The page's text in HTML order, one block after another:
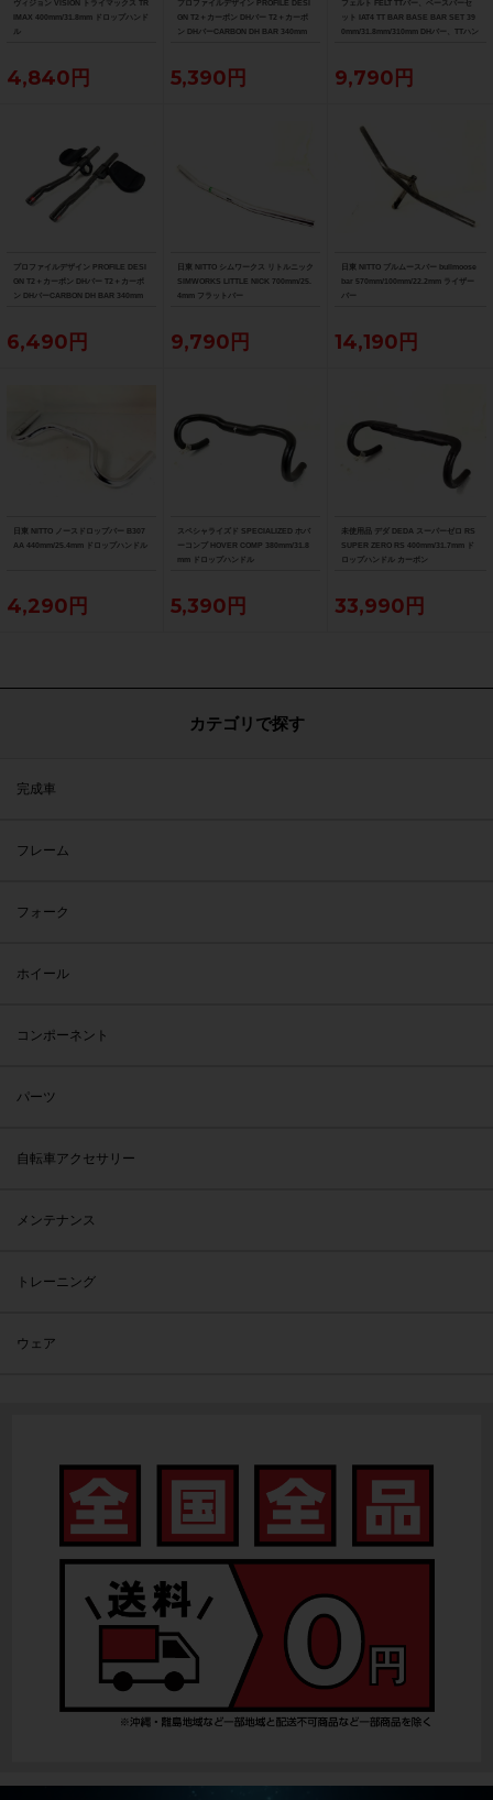
ヴィジョン VISION トライマックス TR
IMAX 400mm/31.8mm ドロップハンド
ル
4,840円
プロファイルデザイン PROFILE DESI
GN T2＋カーボン DHバー T2＋カーボ
ン DHバーCARBON DH BAR 340mm
5,390円
フェルト FELT TTバー、ベースバーセ
ット IAT4 TT BAR BASE BAR SET 39
0mm/31.8mm/310mm DHバー、TTハン
9,790円
プロファイルデザイン PROFILE DESI
GN T2＋カーボン DHバー T2＋カーボ
ン DHバーCARBON DH BAR 340mm
6,490円
日東 NITTO シムワークス リトルニック
SIMWORKS LITTLE NICK 700mm/25.
4mm フラットバー
9,790円
日東 NITTO ブルムースバー bullmoose
bar 570mm/100mm/22.2mm ライザー
バー
14,190円
日東 NITTO ノースドロップバー B307
AA 440mm/25.4mm ドロップハンドル
4,290円
スペシャライズド SPECIALIZED ホバ
ーコンプ HOVER COMP 380mm/31.8
mm ドロップハンドル
5,390円
未使用品 デダ DEDA スーパーゼロ RS
SUPER ZERO RS 400mm/31.7mm ド
ロップハンドル カーボン
33,990円
カテゴリで探す
完成車
フレーム
フォーク
ホイール
コンポーネント
パーツ
自転車アクセサリー
メンテナンス
トレーニング
ウェア